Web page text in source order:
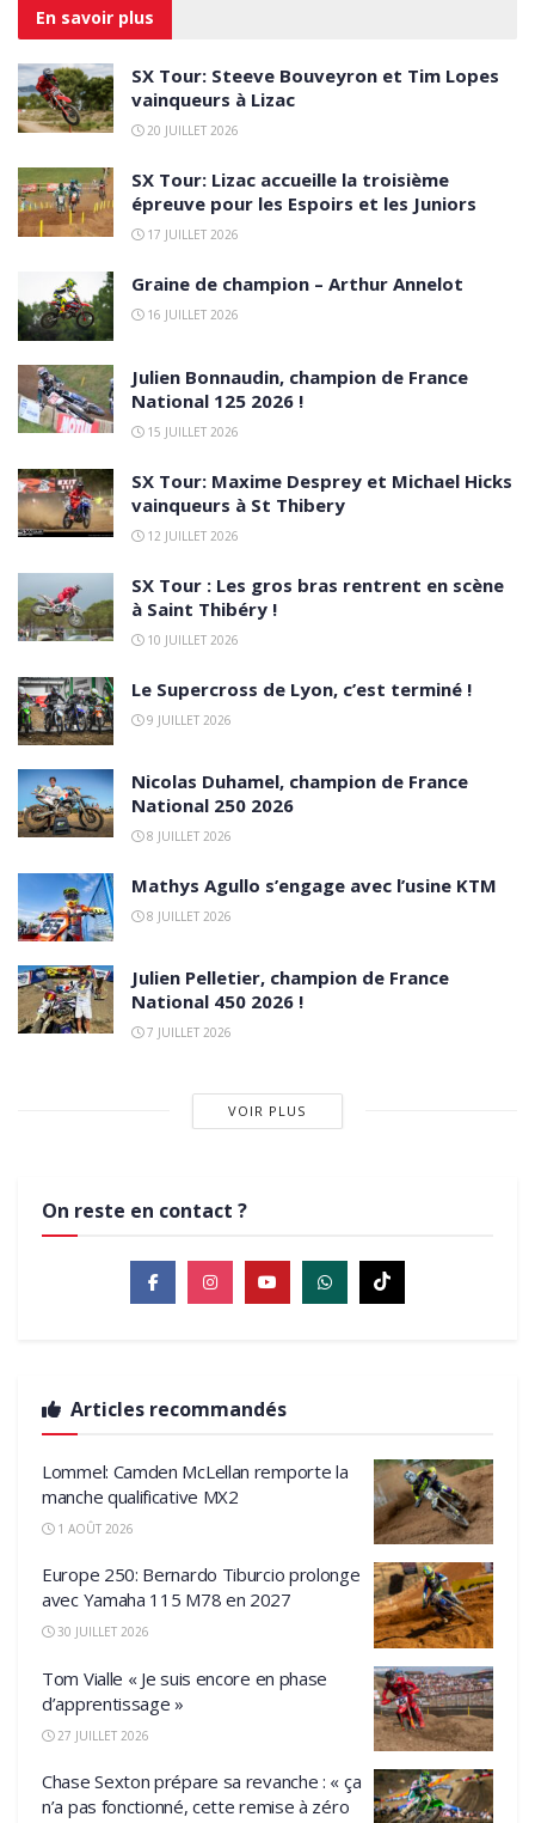
En savoir plus
SX Tour: Steeve Bouveyron et Tim Lopes
vainqueurs à Lizac
20 JUILLET 2026
SX Tour: Lizac accueille la troisième
épreuve pour les Espoirs et les Juniors
17 JUILLET 2026
Graine de champion – Arthur Annelot
16 JUILLET 2026
Julien Bonnaudin, champion de France
National 125 2026 !
15 JUILLET 2026
SX Tour: Maxime Desprey et Michael Hicks
vainqueurs à St Thibery
12 JUILLET 2026
SX Tour : Les gros bras rentrent en scène
à Saint Thibéry !
10 JUILLET 2026
Le Supercross de Lyon, c’est terminé !
9 JUILLET 2026
Nicolas Duhamel, champion de France
National 250 2026
8 JUILLET 2026
Mathys Agullo s’engage avec l’usine KTM
8 JUILLET 2026
Julien Pelletier, champion de France
National 450 2026 !
7 JUILLET 2026
VOIR PLUS
On reste en contact ?
Articles recommandés
Lommel: Camden McLellan remporte la
manche qualificative MX2
1 AOÛT 2026
Europe 250: Bernardo Tiburcio prolonge
avec Yamaha 115 M78 en 2027
30 JUILLET 2026
Tom Vialle « Je suis encore en phase
d’apprentissage »
27 JUILLET 2026
Chase Sexton prépare sa revanche : « ça
n’a pas fonctionné, cette remise à zéro